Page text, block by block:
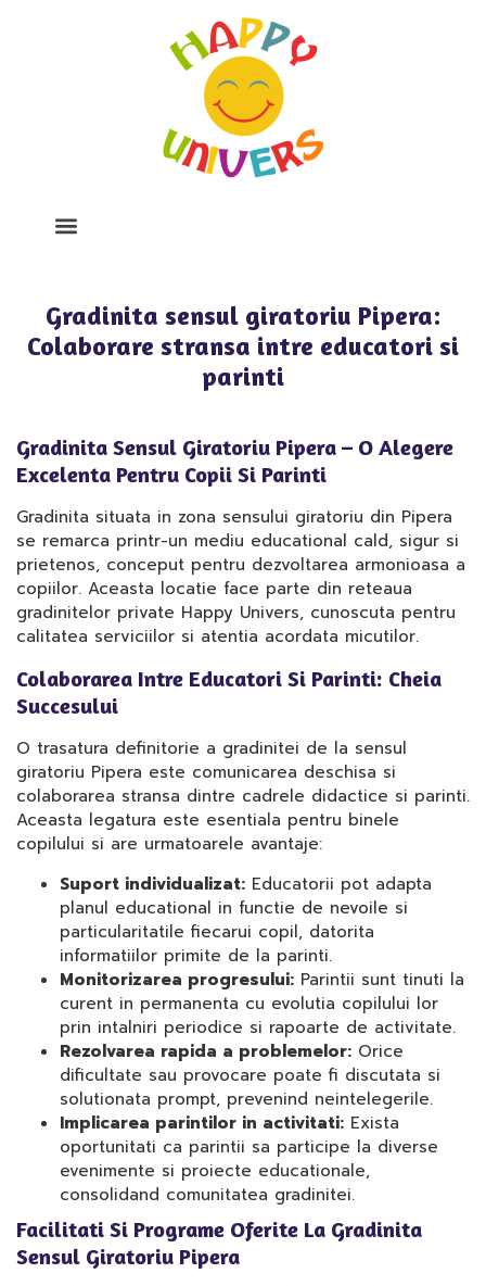
Gradinita sensul giratoriu Pipera:
Colaborare stransa intre educatori si
parinti
Gradinita Sensul Giratoriu Pipera – O Alegere
Excelenta Pentru Copii Si Parinti
Gradinita situata in zona sensului giratoriu din Pipera
se remarca printr-un mediu educational cald, sigur si
prietenos, conceput pentru dezvoltarea armonioasa a
copiilor. Aceasta locatie face parte din reteaua
gradinitelor private Happy Univers, cunoscuta pentru
calitatea serviciilor si atentia acordata micutilor.
Colaborarea Intre Educatori Si Parinti: Cheia
Succesului
O trasatura definitorie a gradinitei de la sensul
giratoriu Pipera este comunicarea deschisa si
colaborarea stransa dintre cadrele didactice si parinti.
Aceasta legatura este esentiala pentru binele
copilului si are urmatoarele avantaje:
Suport individualizat: Educatorii pot adapta
planul educational in functie de nevoile si
particularitatile fiecarui copil, datorita
informatiilor primite de la parinti.
Monitorizarea progresului: Parintii sunt tinuti la
curent in permanenta cu evolutia copilului lor
prin intalniri periodice si rapoarte de activitate.
Rezolvarea rapida a problemelor: Orice
dificultate sau provocare poate fi discutata si
solutionata prompt, prevenind neintelegerile.
Implicarea parintilor in activitati: Exista
oportunitati ca parintii sa participe la diverse
evenimente si proiecte educationale,
consolidand comunitatea gradinitei.
Facilitati Si Programe Oferite La Gradinita
Sensul Giratoriu Pipera